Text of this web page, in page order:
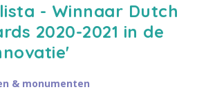
- Winnaar Dutch
2020-2021 in de
& monumenten